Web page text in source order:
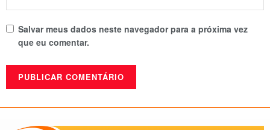
Salvar meus dados neste navegador para a próxima vez
que eu comentar.